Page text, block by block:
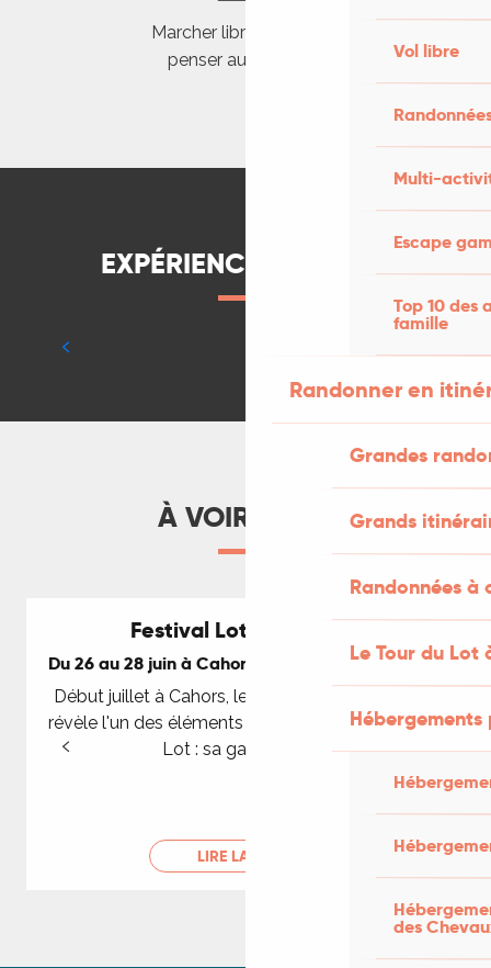
Vol libre
Multi-
Escape
Top 10 des
famille
Randonner en
Grandes
Grands
Randonnées
Le Tour du Lot
des
Marcher librement sans
penser aux voitures
EXPÉRIENCES À VIVRE
Notre week-end sans voiture à Cahors
Testé par Maxime et Marie-Charlotte
À VOIR AUSSI
Festival Lot of Saveurs
Du 26 au 28 juin à Cahors et dans le Lot tout l'été
Début juillet à Cahors, le festival Lot Of Saveurs
révèle l'un des éléments clefs de la réputation du
Lot : sa gastronomie
LIRE LA SUITE